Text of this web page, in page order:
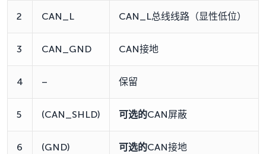
2 CAN_L CAN_L总线线路（显性低位）
3 CAN_GND CAN接地
4 – 保留
5 (CAN_SHLD) 可选的CAN屏蔽
6 (GND) 可选的CAN接地